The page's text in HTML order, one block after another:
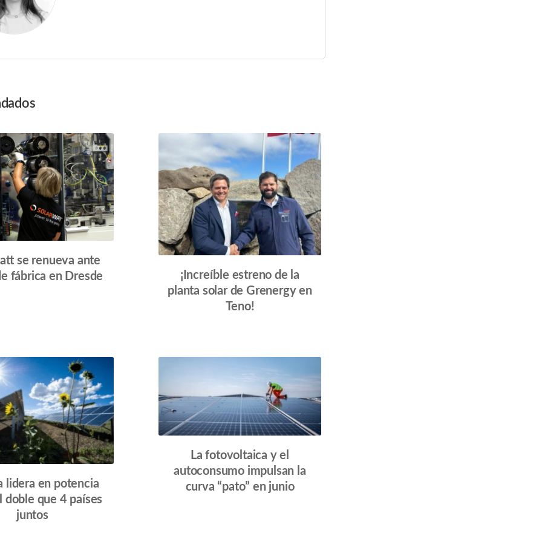
se renueva ante
fábrica en Dresde
¡Increíble estreno de la
planta solar de Grenergy en
Teno!
lidera en potencia
doble que 4 países
juntos
La fotovoltaica y el
autoconsumo impulsan la
curva “pato” en junio